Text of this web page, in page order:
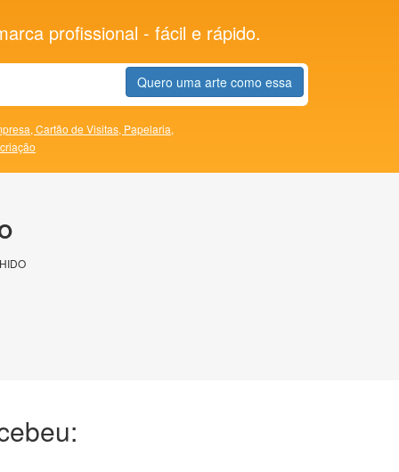
profissional - fácil e rápido.
Quero uma arte como essa
Cartão de Visitas, Papelaria,